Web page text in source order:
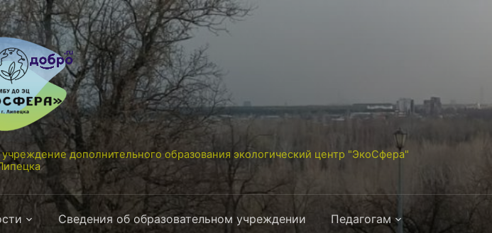
дополнительного образования экологический центр "ЭкоСфера"
Сведения об образовательном учреждении Педагогам